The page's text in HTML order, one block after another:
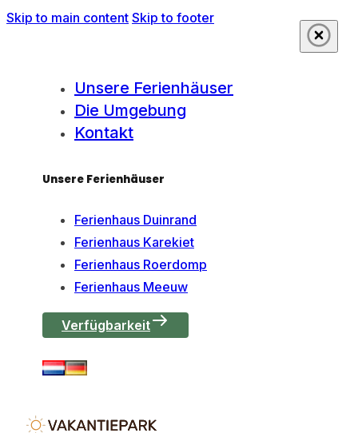
Skip to main content Skip to footer
Unsere Ferienhäuser
Die Umgebung
Kontakt
Unsere Ferienhäuser
Ferienhaus Duinrand
Ferienhaus Karekiet
Ferienhaus Roerdomp
Ferienhaus Meeuw
Verfügbarkeit